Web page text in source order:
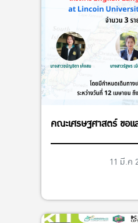
คณะเศรษฐศาสตร์ ขอ
11 มี.ค